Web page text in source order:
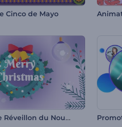
Cinco de Mayo
Intro cozy de Réveillon du Nouvel An